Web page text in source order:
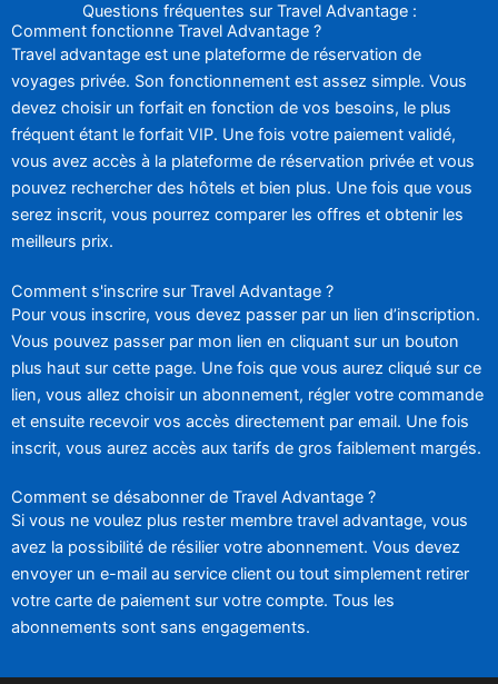
Questions fréquentes sur Travel Advantage :
Comment fonctionne Travel Advantage ?
Travel advantage est une plateforme de réservation de
voyages privée. Son fonctionnement est assez simple. Vous
devez choisir un forfait en fonction de vos besoins, le plus
fréquent étant le forfait VIP. Une fois votre paiement validé,
vous avez accès à la plateforme de réservation privée et vous
pouvez rechercher des hôtels et bien plus. Une fois que vous
serez inscrit, vous pourrez comparer les offres et obtenir les
meilleurs prix.
Comment s'inscrire sur Travel Advantage ?
Pour vous inscrire, vous devez passer par un lien d’inscription.
Vous pouvez passer par mon lien en cliquant sur un bouton
plus haut sur cette page. Une fois que vous aurez cliqué sur ce
lien, vous allez choisir un abonnement, régler votre commande
et ensuite recevoir vos accès directement par email. Une fois
inscrit, vous aurez accès aux tarifs de gros faiblement margés.
Comment se désabonner de Travel Advantage ?
Si vous ne voulez plus rester membre travel advantage, vous
avez la possibilité de résilier votre abonnement. Vous devez
envoyer un e-mail au service client ou tout simplement retirer
votre carte de paiement sur votre compte. Tous les
abonnements sont sans engagements.